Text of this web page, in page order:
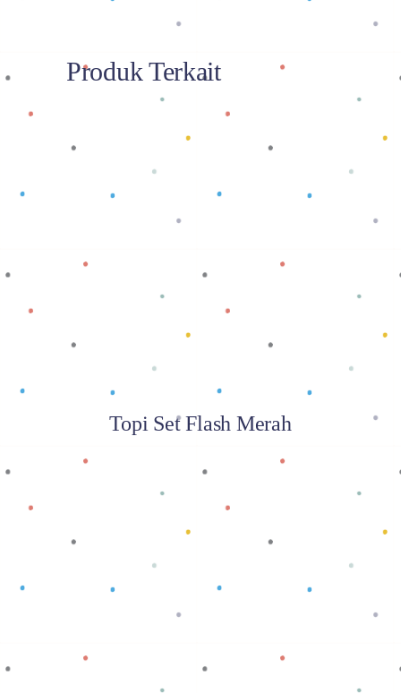
Produk Terkait
Topi Set Flash Merah
Baca selengkapnya